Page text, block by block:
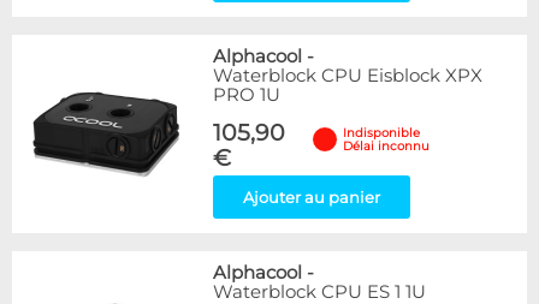
Alphacool -
Waterblock CPU Eisblock XPX
PRO 1U
105,90
€
Indisponible
Délai inconnu
Ajouter au panier
Alphacool -
Waterblock CPU ES 1 1U